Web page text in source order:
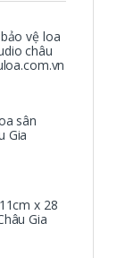
vệ loa
châu
sân
Gia
x 28
Gia